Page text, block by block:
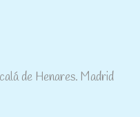
de Henares. Madrid